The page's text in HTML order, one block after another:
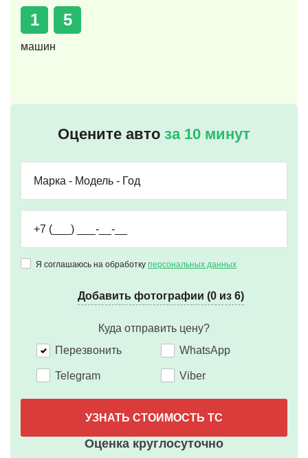
1 5
машин
Оцените авто за 10 минут
Я соглашаюсь на обработку персональных данных
Добавить фотографии (0 из 6)
Куда отправить цену?
Перезвонить
WhatsApp
Telegram Viber
УЗНАТЬ СТОИМОСТЬ ТС
Оценка круглосуточно